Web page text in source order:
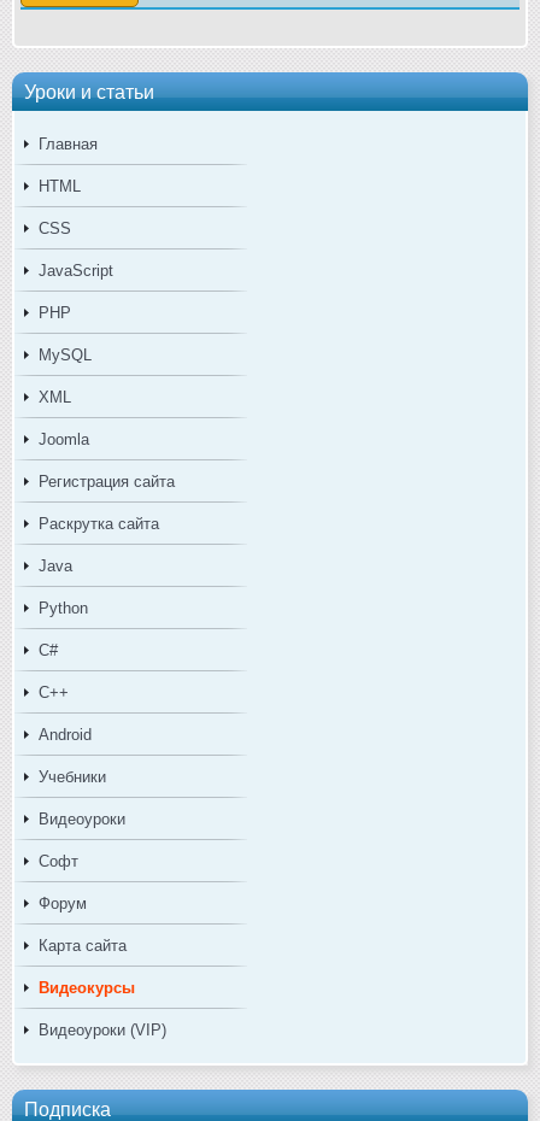
Уроки и статьи
Главная
HTML
CSS
JavaScript
PHP
MySQL
XML
Joomla
Регистрация сайта
Раскрутка сайта
Java
Python
C#
C++
Android
Учебники
Видеоуроки
Софт
Форум
Карта сайта
Видеокурсы
Видеоуроки (VIP)
Подписка